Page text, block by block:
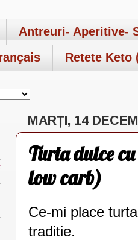
Antreuri- Aperitive-
Retete Keto
MARȚI, 14
Turta dulce
low carb)
Ce-mi place
traditie.